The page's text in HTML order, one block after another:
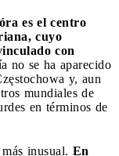
es el centro
cuyo
con
no se ha aparecido
y, aun
mundiales de
en términos de
inusual. En